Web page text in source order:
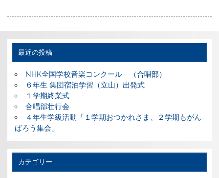
最近の投稿
NHK全国学校音楽コンクール （合唱部）
６年生 集団宿泊学習（立山）出発式
１学期終業式
合唱部壮行会
４年生学級活動「１学期おつかれさま、２学期もがん
ばろう集会」
カテゴリー